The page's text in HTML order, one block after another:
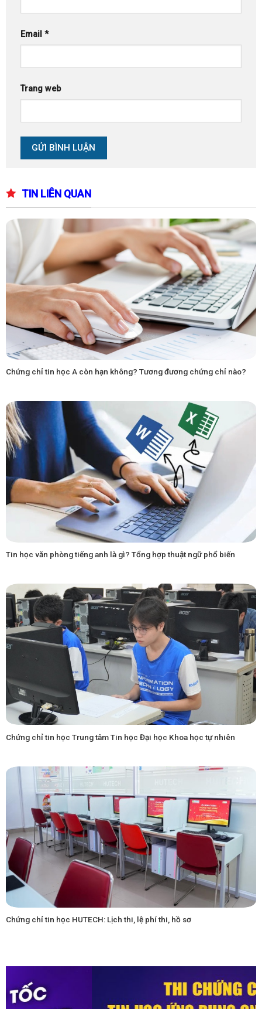
Email *
Trang web
TIN LIÊN QUAN
Chứng chỉ tin học A còn hạn không? Tương đương chứng chỉ nào?
Tin học văn phòng tiếng anh là gì? Tổng hợp thuật ngữ phổ biến
Chứng chỉ tin học Trung tâm Tin học Đại học Khoa học tự nhiên
Chứng chỉ tin học HUTECH: Lịch thi, lệ phí thi, hồ sơ